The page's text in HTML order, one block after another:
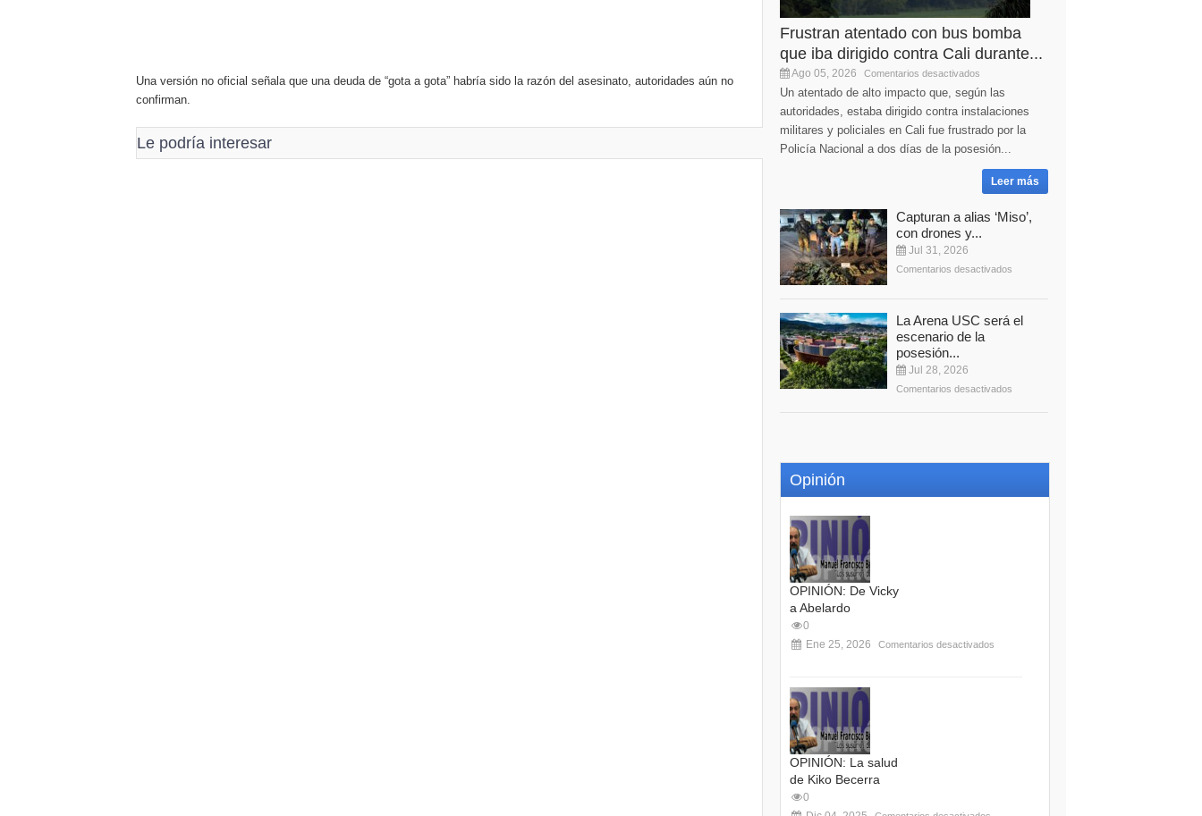
Una versión no oficial señala que una deuda de “gota a gota” habría sido la razón del asesinato, autoridades aún no
confirman.
Le podría interesar
Frustran atentado con bus bomba
que iba dirigido contra Cali durante...
Ago 05, 2026 Comentarios desactivados
Un atentado de alto impacto que, según las
autoridades, estaba dirigido contra instalaciones
militares y policiales en Cali fue frustrado por la
Policía Nacional a dos días de la posesión...
Leer más
Capturan a alias ‘Miso’,
con drones y...
Jul 31, 2026
Comentarios desactivados
La Arena USC será el
escenario de la
posesión...
Jul 28, 2026
Comentarios desactivados
Opinión
OPINIÓN: De Vicky
a Abelardo
0
Ene 25, 2026
Comentarios desactivados
OPINIÓN: La salud
de Kiko Becerra
0